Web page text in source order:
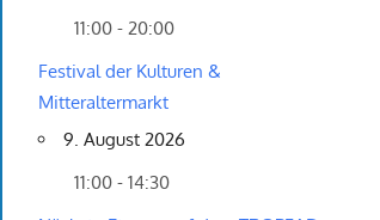
11:00 - 20:00
Festival der Kulturen &
Mitteraltermarkt
9. August 2026
11:00 - 14:30